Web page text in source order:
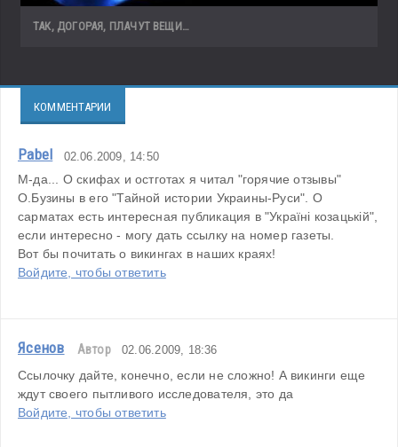
ТАК, ДОГОРАЯ, ПЛАЧУТ ВЕЩИ…
КОММЕНТАРИИ
Pabel 02.06.2009, 14:50
М-да... О скифах и остготах я читал "горячие отзывы"
О.Бузины в его "Тайной истории Украины-Руси". О
сарматах есть интересная публикация в "Україні козацькій",
если интересно - могу дать ссылку на номер газеты.
Вот бы почитать о викингах в наших краях!
Войдите, чтобы ответить
Ясенов Автор 02.06.2009, 18:36
Ссылочку дайте, конечно, если не сложно! А викинги еще
ждут своего пытливого исследователя, это да
Войдите, чтобы ответить